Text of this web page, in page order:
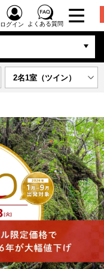
ログイン よくある質問
2名1室（ツイン）